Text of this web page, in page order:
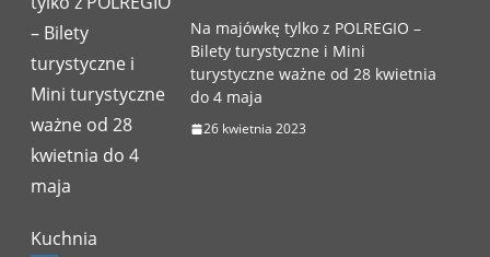
Na majówkę tylko z POLREGIO –
Bilety turystyczne i Mini
turystyczne ważne od 28 kwietnia
do 4 maja
26 kwietnia 2023
Kuchnia